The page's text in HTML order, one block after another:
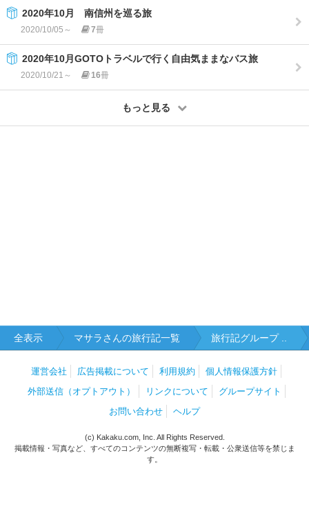
2020年10月 南信州を巡る旅
2020/10/05～ 7冊
2020年10月GOTOトラベルで行く自由気ままなバス旅
2020/10/21～ 16冊
もっと見る
全表示 マサラさんの旅行記一覧 旅行記グループ ..
運営会社 広告掲載について 利用規約
個人情報保護方針
外部送信（オプトアウト）
リンクについて
グループサイト
お問い合わせ
ヘルプ
(c) Kakaku.com, Inc. All Rights Reserved.
掲載情報・写真など、すべてのコンテンツの無断複写・転載・公衆送信等を禁じま
す。